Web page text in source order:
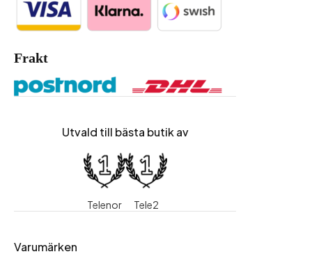
Frakt
Utvald till bästa butik av
Telenor Tele2
Varumärken